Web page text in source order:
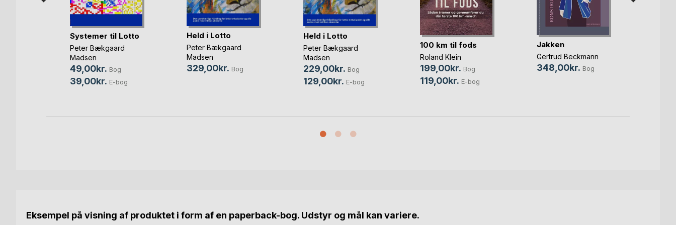
Systemer til Lotto
Peter Bækgaard
Madsen
49,00kr. Bog
39,00kr. E-bog
Held i Lotto
Peter Bækgaard
Madsen
329,00kr. Bog
Held i Lotto
Peter Bækgaard
Madsen
229,00kr. Bog
129,00kr. E-bog
100 km til fods
Roland Klein
199,00kr. Bog
119,00kr. E-bog
Jakken
Gertrud Beckmann
348,00kr. Bog
Eksempel på visning af produktet i form af en paperback-bog. Udstyr og mål kan variere.